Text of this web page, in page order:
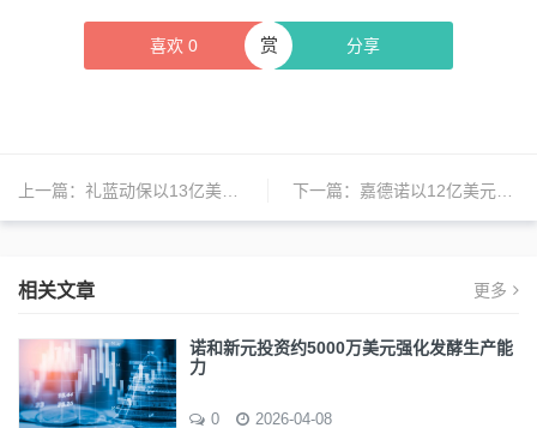
喜欢 0 分享
赏
上一篇： 礼蓝动保以13亿美元出售水产业务给默沙东动物保健公司 下一篇： 嘉德诺以12亿美元收购Specialty Networks，加速专业业务增长
相关文章 更多
诺和新元投资约5000万美元强化发酵生产能
力
0 2026-04-08